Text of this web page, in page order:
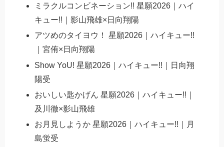
ミラクルコンビネーション!! 星願2026｜ハイ
キュー!!｜影山飛雄×日向翔陽
アツめのタイヨウ！ 星願2026｜ハイキュー!!
｜宮侑×日向翔陽
Show YoU! 星願2026｜ハイキュー!!｜日向翔
陽受
おいしい匙かげん 星願2026｜ハイキュー!!｜
及川徹×影山飛雄
お月見しようか 星願2026｜ハイキュー!!｜月
島蛍受